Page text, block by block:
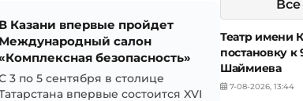
В Казани впервые пройдет
Международный салон
безопасность»
3 по 5 сентября в столице
впервые состоится XVI
Театр имени
постановку к
Шаймиева
7-08-2026, 13:44